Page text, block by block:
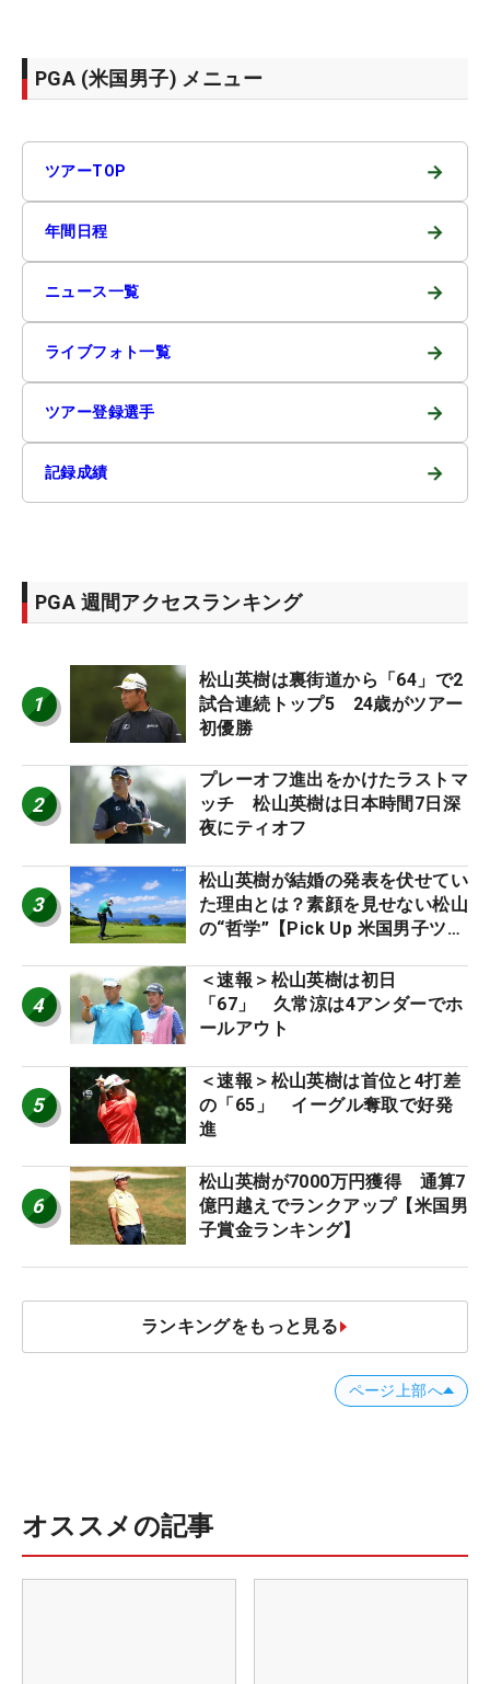
PGA (米国男子) メニュー
ツアーTOP →
年間日程 →
ニュース一覧 →
ライブフォト一覧 →
ツアー登録選手 →
記録成績 →
PGA 週間アクセスランキング
1
松山英樹は裏街道から「64」で2
試合連続トップ5 24歳がツアー
初優勝
2
プレーオフ進出をかけたラストマ
ッチ 松山英樹は日本時間7日深
夜にティオフ
3
松山英樹が結婚の発表を伏せてい
た理由とは？素顔を見せない松山
の“哲学”【Pick Up 米国男子ツア
4
＜速報＞松山英樹は初日
「67」 久常涼は4アンダーでホ
ールアウト
5
＜速報＞松山英樹は首位と4打差
の「65」 イーグル奪取で好発
進
6
松山英樹が7000万円獲得 通算7
億円越えでランクアップ【米国男
子賞金ランキング】
ランキングをもっと見る
ページ上部へ
オススメの記事